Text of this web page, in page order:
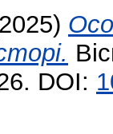
DOI: